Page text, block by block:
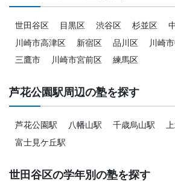
世田谷区 目黒区 渋谷区 杉並区
川崎市高津区
新宿区 品川区 川崎
三鷹市
川崎市宮前区 練馬区
芦花公園駅周辺の塾を探す
芦花公園駅 八幡山駅 千歳烏山駅
富士見ケ丘駅
世田谷区の学年別の塾を探す